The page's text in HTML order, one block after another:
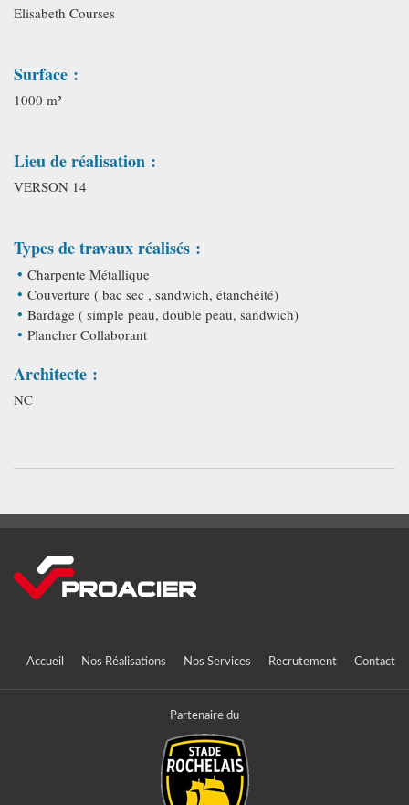
Elisabeth Courses
Surface :
1000 m²
Lieu de réalisation :
VERSON 14
Types de travaux réalisés :
Charpente Métallique
Couverture ( bac sec , sandwich, étanchéité)
Bardage ( simple peau, double peau, sandwich)
Plancher Collaborant
Architecte :
NC
Accueil Nos Réalisations Nos Services Recrutement Contact
Partenaire du